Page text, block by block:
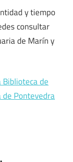
y tiempo
consultar
de Marín y
de
Pontevedra